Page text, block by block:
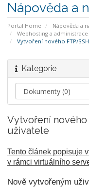
Nápověda a
Portal Home Nápověda a
Webhosting a administrace
Vytvoření nového FTP/
Kategorie
Vytvoření
uživatele
Tento článek popisuje
v rámci virtuálního
Nově vytvořeným